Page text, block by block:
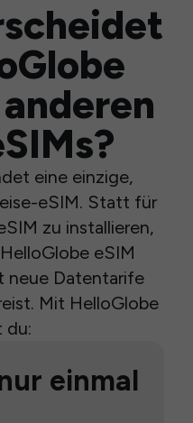
eine einzige,
eSIM. Statt für
zu installieren,
eSIM
neue Datentarife
Mit HelloGlobe
du:
einmal